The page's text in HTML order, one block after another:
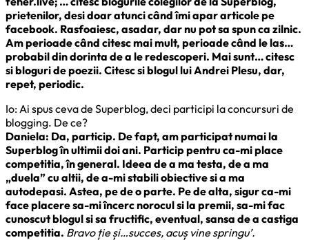
prietenilor, desi doar atunci când îmi apar articole pe
facebook. Rasfoaiesc, asadar, dar nu pot sa spun ca zilnic.
Am perioade când citesc mai mult, perioade când le las…
probabil din dorinta de a le redescoperi. Mai sunt… citesc
si bloguri de poezii. Citesc si blogul lui Andrei Plesu, dar,
repet, periodic.
Io: Ai spus ceva de Superblog, deci participi la concursuri de
blogging. De ce?
Daniela: Da, particip. De fapt, am participat numai la
Superblog în ultimii doi ani. Particip pentru ca-mi place
competitia, în general. Ideea de a ma testa, de a ma
„duela” cu altii, de a-mi stabili obiective si a ma
autodepasi. Astea, pe de o parte. Pe de alta, sigur ca-mi
face placere sa-mi încerc norocul si la premii, sa-mi fac
cunoscut blogul si sa fructific, eventual, sansa de a castiga
competitia. Bravo ție și…succes, acuș vine springu’.